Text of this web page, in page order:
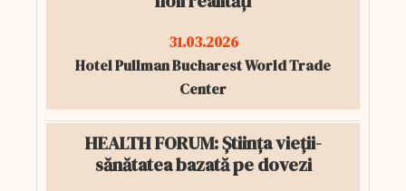
31.03.2026
Hotel Pullman Bucharest World Trade
Center
HEALTH FORUM: Știința vieții-
sănătatea bazată pe dovezi